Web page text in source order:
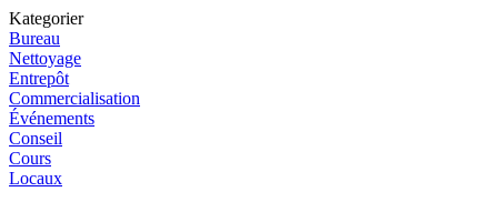
Kategorier
Bureau
Nettoyage
Entrepôt
Commercialisation
Événements
Conseil
Cours
Locaux